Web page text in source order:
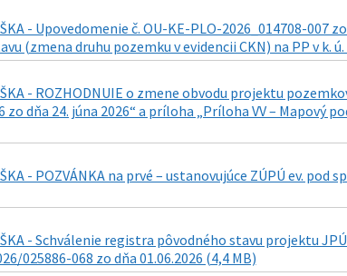
- Upovedomenie č. OU-KE-PLO-2026_014708-007
(zmena druhu pozemku v evidencii CKN) na PP v k.
- ROZHODNUIE o zmene obvodu projektu
zo dňa 24. júna 2026“ a príloha „Príloha VV – Mapový
- POZVÁNKA na prvé – ustanovujúce ZÚPÚ ev. pod
- Schválenie registra pôvodného stavu projektu
025886-068 zo dňa 01.06.2026 (4,4 MB)